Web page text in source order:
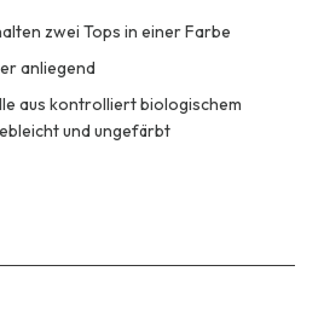
zwei Tops in einer Farbe
anliegend
aus kontrolliert biologischem
und ungefärbt